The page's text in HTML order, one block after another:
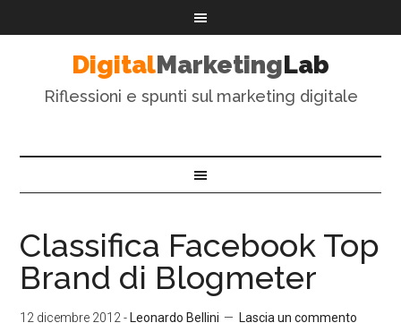
DigitalMarketingLab
Riflessioni e spunti sul marketing digitale
Classifica Facebook Top
Brand di Blogmeter
12 dicembre 2012 - Leonardo Bellini
Lascia un commento